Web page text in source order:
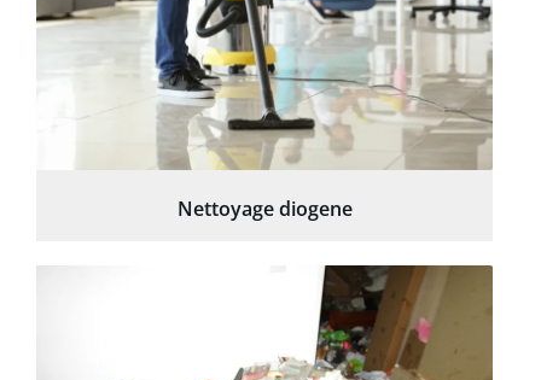
Nettoyage diogene